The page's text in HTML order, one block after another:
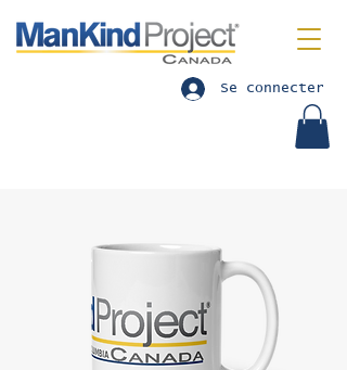
Se connecter